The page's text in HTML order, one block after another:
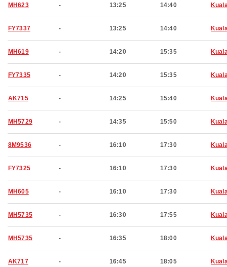
MH623 - 13:25 14:40
FY7337 - 13:25 14:40
MH619 - 14:20 15:35
FY7335 - 14:20 15:35
AK715 - 14:25 15:40
MH5729 - 14:35 15:50
8M9536 - 16:10 17:30
FY7325 - 16:10 17:30
MH605 - 16:10 17:30
MH5735 - 16:30 17:55
MH5735 - 16:35 18:00
AK717 - 16:45 18:05